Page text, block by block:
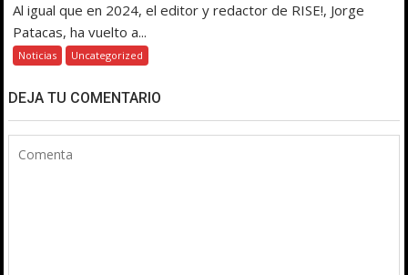
Al igual que en 2024, el editor y redactor de RISE!, Jorge
Patacas, ha vuelto a...
Noticias Uncategorized
DEJA TU COMENTARIO